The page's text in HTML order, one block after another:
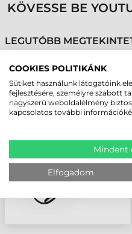
KÖVESSE BE
LEGUTÓBB
ZEBRA TÁPEGYSÉG, R12,
19 V (AC TÁPKÁBELT
NEM TARTALMAZ!)
COOKIES POLITIKÁNK
Sütiket használunk látogatóink
fejlesztésére, személyre szabott
nagyszerű weboldalélmény
kapcsolatos további
Mindent
Elfogadom